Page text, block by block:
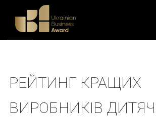
РЕЙТИНГ КРАЩИХ
ВИРОБНИКІВ